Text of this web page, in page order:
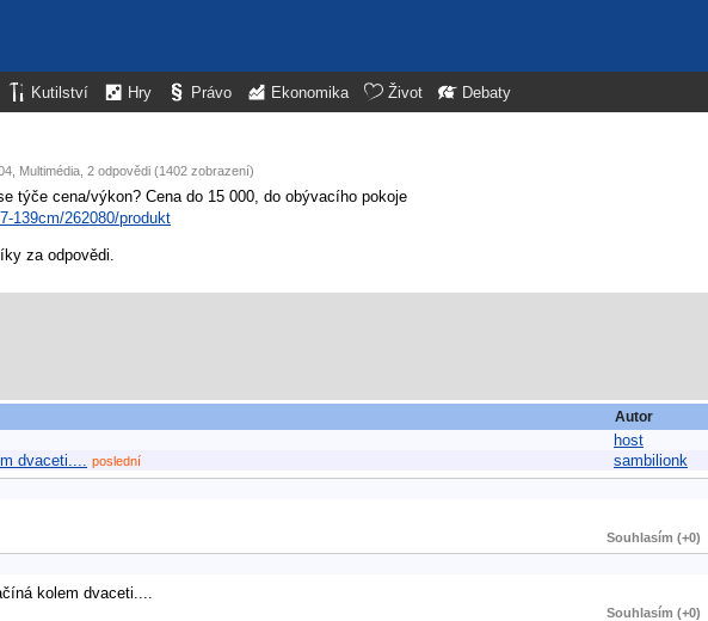
Kutilství Hry Právo Ekonomika Život Debaty
Multimédia , 2 odpovědi (1402 zobrazení)
týče cena/výkon? Cena do 15 000, do obývacího pokoje
139cm/262080/produkt
za odpovědi.
Autor
host
dvaceti.... poslední sambilionk
Souhlasím (+0)
kolem dvaceti....
Souhlasím (+0)